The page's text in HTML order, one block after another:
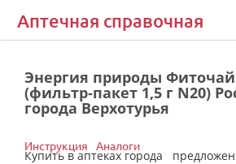
Аптечная справочная
Энергия природы
(фильтр-пакет 1,5 г N20)
города Верхотурья
Купить в аптеках города
Инструкция Аналоги